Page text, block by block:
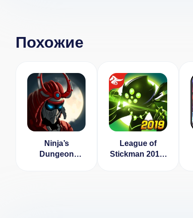
Похожие
Ninja’s
Dungeon
League of
Stickman 2017-